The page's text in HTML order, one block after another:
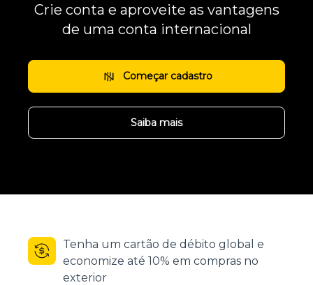
Crie conta e aproveite as vantagens
de uma conta internacional
Começar cadastro
Saiba mais
Tenha um cartão de débito global e
economize até 10% em compras no
exterior